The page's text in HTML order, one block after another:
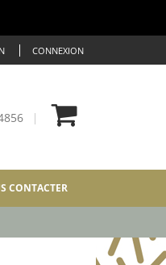
CONNEXION
CONTACTER